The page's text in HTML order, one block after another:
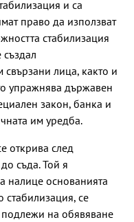
и са
право да използват
стабилизация
създал
лица, както и
упражнява държавен
закон, банка и
им уредба.
открива след
съда. Той я
налице основанията
стабилизация, се
на обявяване